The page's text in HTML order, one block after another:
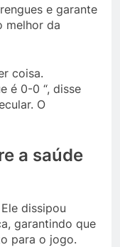
e garante
melhor da
coisa.
é 0-0 “, disse
O
a saúde
Ele dissipou
garantindo que
para o jogo.